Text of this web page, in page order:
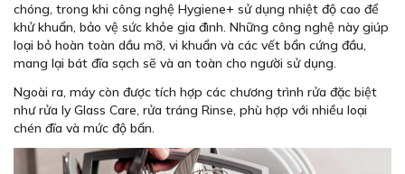
chóng, trong khi công nghệ Hygiene+ sử dụng nhiệt độ cao để
khử khuẩn, bảo vệ sức khỏe gia đình. Những công nghệ này giúp
loại bỏ hoàn toàn dầu mỡ, vi khuẩn và các vết bẩn cứng đầu,
mang lại bát đĩa sạch sẽ và an toàn cho người sử dụng.
Ngoài ra, máy còn được tích hợp các chương trình rửa đặc biệt
như rửa ly Glass Care, rửa tráng Rinse, phù hợp với nhiều loại
chén đĩa và mức độ bẩn.